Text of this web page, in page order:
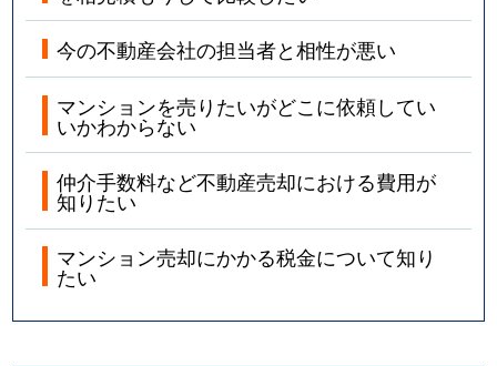
今の不動産会社の担当者と相性が悪い
マンションを売りたいがどこに依頼してい
いかわからない
仲介手数料など不動産売却における費用が
知りたい
マンション売却にかかる税金について知り
たい